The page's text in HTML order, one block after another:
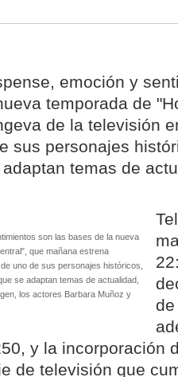
emoción y
temporada de
de la televisión
sus personajes
temas de
son las bases de la nueva
que mañana estrena
uno de sus personajes históricos,
se adaptan temas de actualidad,
los actores Barbara Muñoz y
y la incorporación
de televisión que